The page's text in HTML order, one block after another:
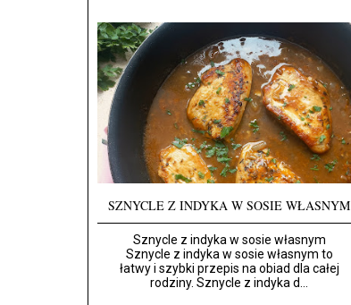
SZNYCLE Z INDYKA W SOSIE WŁASNYM
Sznycle z indyka w sosie własnym
Sznycle z indyka w sosie własnym to
łatwy i szybki przepis na obiad dla całej
rodziny. Sznycle z indyka d...